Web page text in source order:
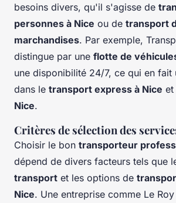
besoins divers, qu'il s'agisse de
personnes à Nice ou de transport
marchandises. Par exemple,
distingue par une flotte de
une disponibilité 24/7, ce qui en fait
dans le transport express à Nice et
Nice.
Critères de sélection des
Choisir le bon transporteur
dépend de divers facteurs tels que
transport et les options de
Nice. Une entreprise comme Le